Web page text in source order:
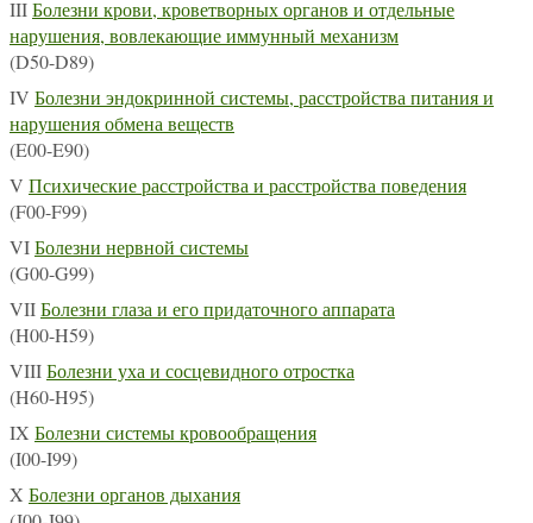
IIIБолезни крови, кроветворных органов и отдельные
нарушения, вовлекающие иммунный механизм
(D50-D89)
IV Болезни эндокринной системы, расстройства питания и
нарушения обмена веществ
(E00-E90)
V Психические расстройства и расстройства поведения
(F00-F99)
VIБолезни нервной системы
(G00-G99)
VIIБолезни глаза и его придаточного аппарата
(H00-H59)
VIIIБолезни уха и сосцевидного отростка
(H60-H95)
IX Болезни системы кровообращения
(I00-I99)
X Болезни органов дыхания